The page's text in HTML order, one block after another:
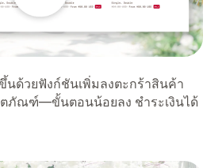
นด้วยฟังก์ชันเพิ่มลงตะกร้าสินค้า
ภัณฑ์—ขั้นตอนน้อยลง ชำระเงินได้